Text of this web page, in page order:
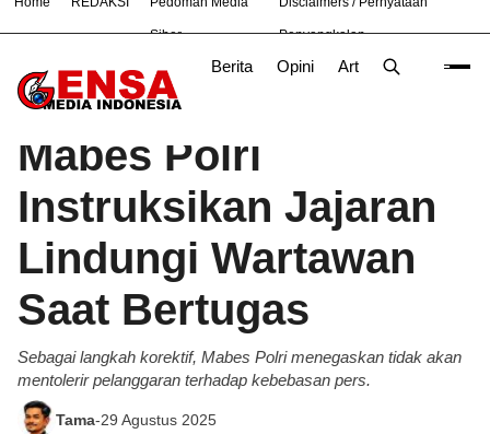
Siber Penyangkalan
Berita Opini Artikel
# Bekasi Bogor Jakarta Nasional News
Beranda/Berita
Mabes Polri
Instruksikan Jajaran
Lindungi Wartawan
Saat Bertugas
Sebagai langkah korektif, Mabes Polri menegaskan tidak akan
mentolerir pelanggaran terhadap kebebasan pers.
Tama-29 Agustus 2025